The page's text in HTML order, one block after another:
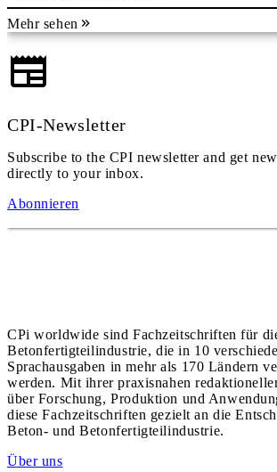
Mehr sehen
CPI-Newsletter
Subscribe to the CPI newsletter and get
directly to your inbox.
Abonnieren
CPi worldwide sind Fachzeitschriften für
Betonfertigteilindustrie, die in 10
Sprachausgaben in mehr als 170 Ländern
werden. Mit ihrer praxisnahen
über Forschung, Produktion und
diese Fachzeitschriften gezielt an die
Beton- und Betonfertigteilindustrie.
Über uns